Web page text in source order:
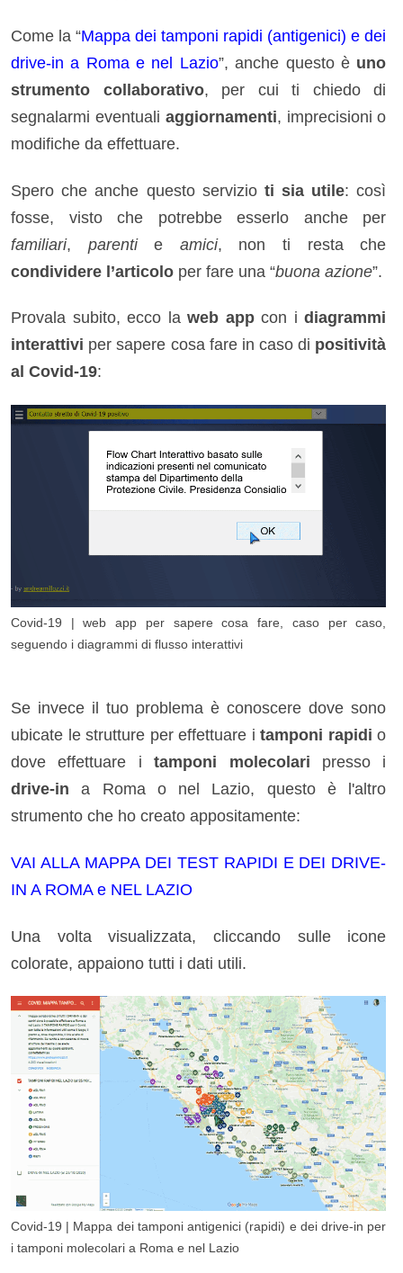
Come la “Mappa dei tamponi rapidi (antigenici) e dei
drive-in a Roma e nel Lazio”, anche questo è uno
strumento collaborativo, per cui ti chiedo di
segnalarmi eventuali aggiornamenti, imprecisioni o
modifiche da effettuare.
Spero che anche questo servizio ti sia utile: così
fosse, visto che potrebbe esserlo anche per
familiari, parentie amici, non ti resta che
condividere l’articolo per fare una “buona azione”.
Provala subito, ecco laweb appcon idiagrammi
interattivi per sapere cosa fare in caso di positività
al Covid-19:
Covid-19 | web app per sapere cosa fare, caso per caso,
seguendo i diagrammi di flusso interattivi
Se invece il tuo problema è conoscere dove sono
ubicate le strutture per effettuare itamponi rapidi o
dove effettuare itamponi molecolari presso i
drive-in a Roma o nel Lazio, questo è l'altro
strumento che ho creato appositamente:
VAI ALLA MAPPA DEI TEST RAPIDI E DEI DRIVE-
IN A ROMA e NEL LAZIO
Una volta visualizzata, cliccando sulle icone
colorate, appaiono tutti i dati utili.
Covid-19 | Mappa dei tamponi antigenici (rapidi) e dei drive-in per
i tamponi molecolari a Roma e nel Lazio